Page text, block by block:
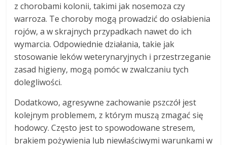
z chorobami kolonii, takimi jak nosemoza czy
warroza. Te choroby mogą prowadzić do osłabienia
rojów, a w skrajnych przypadkach nawet do ich
wymarcia. Odpowiednie działania, takie jak
stosowanie leków weterynaryjnych i przestrzeganie
zasad higieny, mogą pomóc w zwalczaniu tych
dolegliwości.
Dodatkowo, agresywne zachowanie pszczół jest
kolejnym problemem, z którym muszą zmagać się
hodowcy. Często jest to spowodowane stresem,
brakiem pożywienia lub niewłaściwymi warunkami w